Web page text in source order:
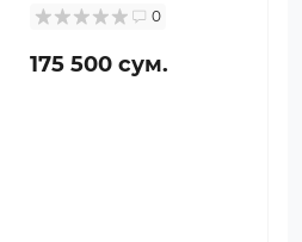
0
175 500 сум.